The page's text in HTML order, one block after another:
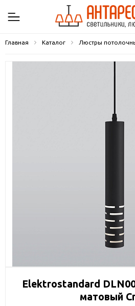
Главная Каталог Люстры
Elektrostandard
матовый